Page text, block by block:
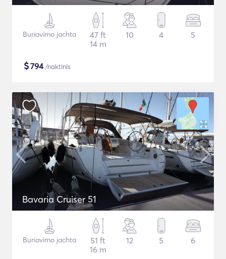
Buriavimo jachta
47 ft
14 m
10 4 5
$794/naktinis
Bavaria Cruiser 51
Buriavimo jachta
51 ft
16 m
12 5 6